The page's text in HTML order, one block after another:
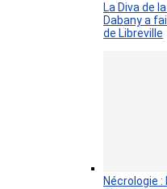
La Diva de
Dabany a
de Libreville
Nécrologie